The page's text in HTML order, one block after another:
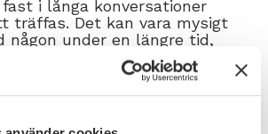
i långa konversationer
träffas. Det kan vara mysigt
någon under en längre tid,
att du förälskar dig i
än personen. Försök att